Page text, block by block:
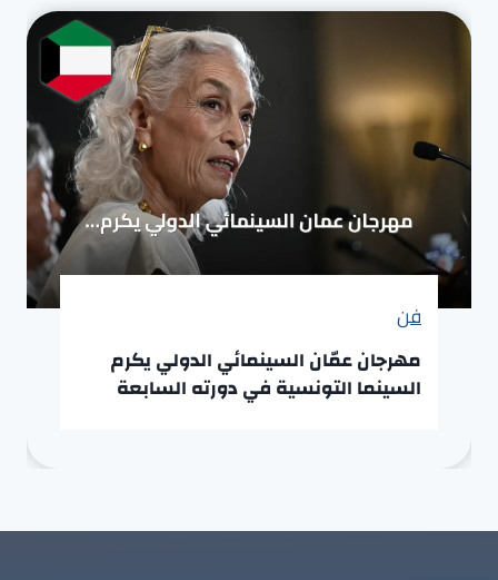
فن
مهرجان عمّان السينمائي الدولي يكرم
السينما التونسية في دورته السابعة